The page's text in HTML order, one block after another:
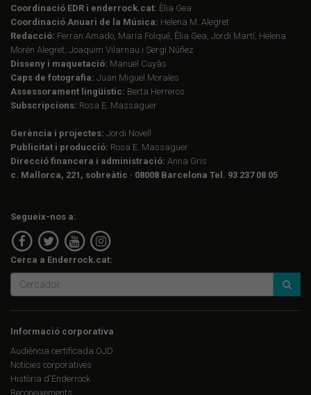
Coordinació EDR i enderrock.cat: Èlia Gea
Coordinació Anuari de la Música: Helena M. Alegret
Redacció: Ferran Amado, Maria Folqué, Èlia Gea, Jordi Martí, Helena
Morén Alegret, Joaquim Vilarnau i Sergi Núñez
Disseny i maquetació: Manuel Cuyàs
Caps de fotografia: Juan Miguel Morales
Assessorament lingüístic: Berta Herreros
Subscripcions: Rosa E. Massaguer
Gerència i projectes: Jordi Novell
Publicitat i producció: Rosa E. Massaguer
Direcció financera i administració: Anna Gris
c. Mallorca, 221, sobreàtic · 08008 Barcelona Tel. 93 237 08 05
Segueix-nos a:
Cerca a Enderrock.cat:
Informació corporativa
Audiència certificada OJD
Notícies corporatives
Història d'Enderrock
Reconeixements